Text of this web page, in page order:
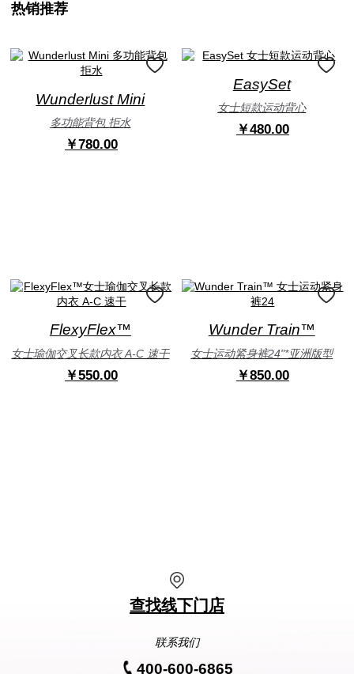
热销推荐
Wunderlust Mini
多功能背包 拒水
￥780.00
EasySet
女士短款运动背心
￥480.00
FlexyFlex™
女士瑜伽交叉长款内衣 A-C 速干
￥550.00
Wunder Train™
女士运动紧身裤24"*亚洲版型
￥850.00
查找线下门店
联系我们
400-600-6865